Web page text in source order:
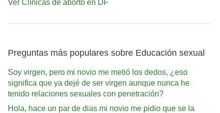
Ver Clínicas de aborto en DF
Preguntas más populares sobre Educación sexual
Soy virgen, pero mi novio me metió los dedos, ¿eso
significa que ya dejé de ser virgen aunque nunca he
tenido relaciones sexuales con penetración?
Hola, hace un par de dias mi novio me pidio que se la